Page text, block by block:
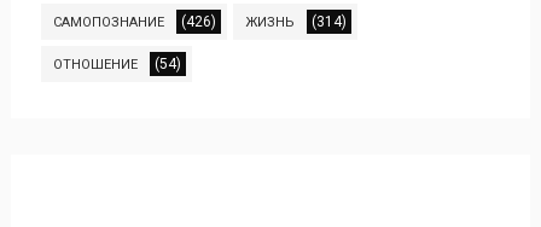
САМОПОЗНАНИЕ (426) ЖИЗНЬ (314)
ОТНОШЕНИЕ (54)